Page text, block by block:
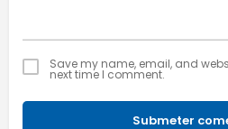
Save my name, email, and
next time I comment.
Submeter